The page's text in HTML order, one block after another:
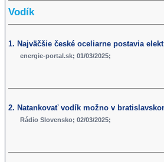
Vodík
1. Najväčšie české oceliarne postavia
energie-portal.sk; 01/03/2025;
2. Natankovať vodík možno v
Rádio Slovensko; 02/03/2025;